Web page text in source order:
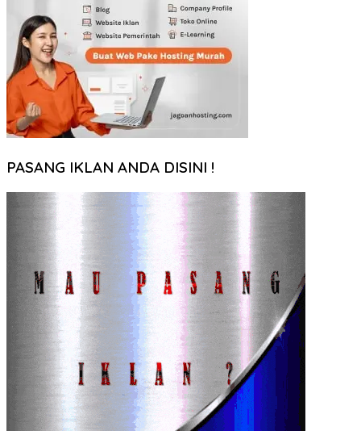
PASANG IKLAN ANDA DISINI !